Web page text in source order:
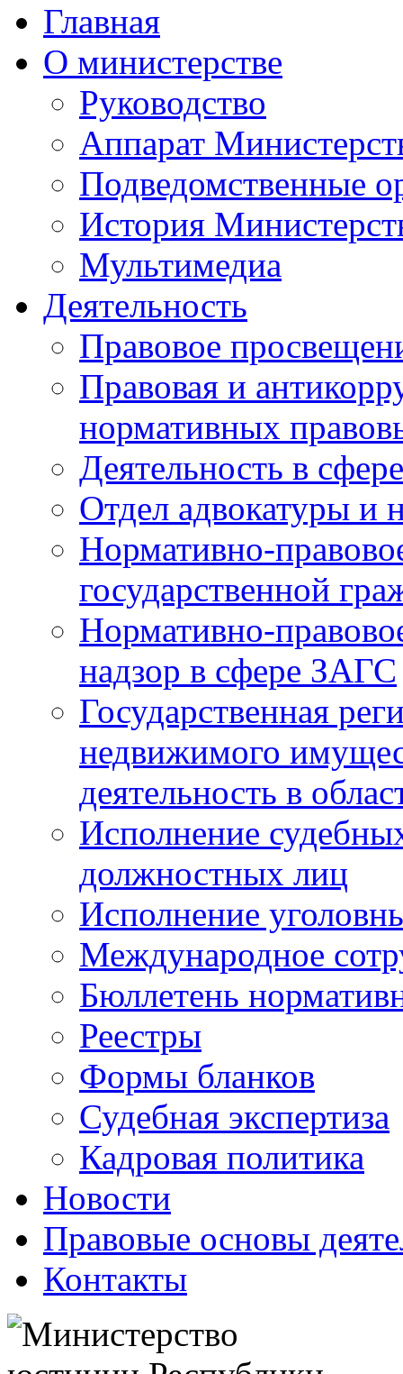
Главная
О министерстве
Руководство
Аппарат
Подведомственные
История
Мультимедиа
Деятельность
Правовое
Правовая и
нормативных
Деятельность в
Отдел адвокатуры и
Нормативно-
государственной
Нормативно-
надзор в сфере ЗАГС
Государственная
недвижимого
деятельность в
Исполнение
должностных лиц
Исполнение
Международное
Бюллетень
Реестры
Формы бланков
Судебная экспертиза
Кадровая политика
Новости
Правовые основы
Контакты